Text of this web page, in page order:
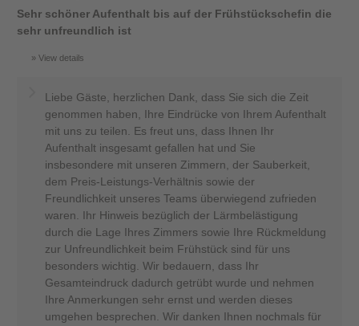
Sehr schöner Aufenthalt bis auf der Frühstückschefin die
sehr unfreundlich ist
View details
Liebe Gäste, herzlichen Dank, dass Sie sich die Zeit
genommen haben, Ihre Eindrücke von Ihrem Aufenthalt
mit uns zu teilen. Es freut uns, dass Ihnen Ihr
Aufenthalt insgesamt gefallen hat und Sie
insbesondere mit unseren Zimmern, der Sauberkeit,
dem Preis-Leistungs-Verhältnis sowie der
Freundlichkeit unseres Teams überwiegend zufrieden
waren. Ihr Hinweis bezüglich der Lärmbelästigung
durch die Lage Ihres Zimmers sowie Ihre Rückmeldung
zur Unfreundlichkeit beim Frühstück sind für uns
besonders wichtig. Wir bedauern, dass Ihr
Gesamteindruck dadurch getrübt wurde und nehmen
Ihre Anmerkungen sehr ernst und werden dieses
umgehen besprechen. Wir danken Ihnen nochmals für